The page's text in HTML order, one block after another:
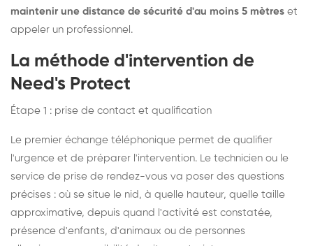
maintenir une distance de sécurité d'au moins 5 mètres et
appeler un professionnel.
La méthode d'intervention de
Need's Protect
Étape 1 : prise de contact et qualification
Le premier échange téléphonique permet de qualifier
l'urgence et de préparer l'intervention. Le technicien ou le
service de prise de rendez-vous va poser des questions
précises : où se situe le nid, à quelle hauteur, quelle taille
approximative, depuis quand l'activité est constatée,
présence d'enfants, d'animaux ou de personnes